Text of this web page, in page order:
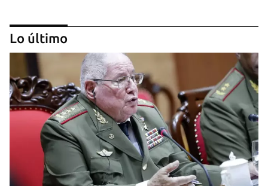
DEPORTES
El cubano Wilfredo León, campeón con Polonia
Lo último